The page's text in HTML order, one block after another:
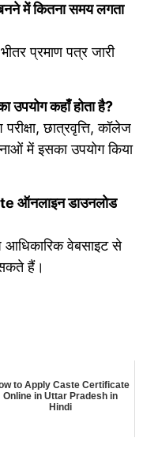
में कितना समय लगता
प्रमाण पत्र जारी
कहाँ होता है?
छात्रवृत्ति, कॉलेज
में इसका उपयोग किया
ऑनलाइन डाउनलोड
वेबसाइट से
हैं।
to Apply Caste Certificate
Online in Uttar Pradesh in
Hindi